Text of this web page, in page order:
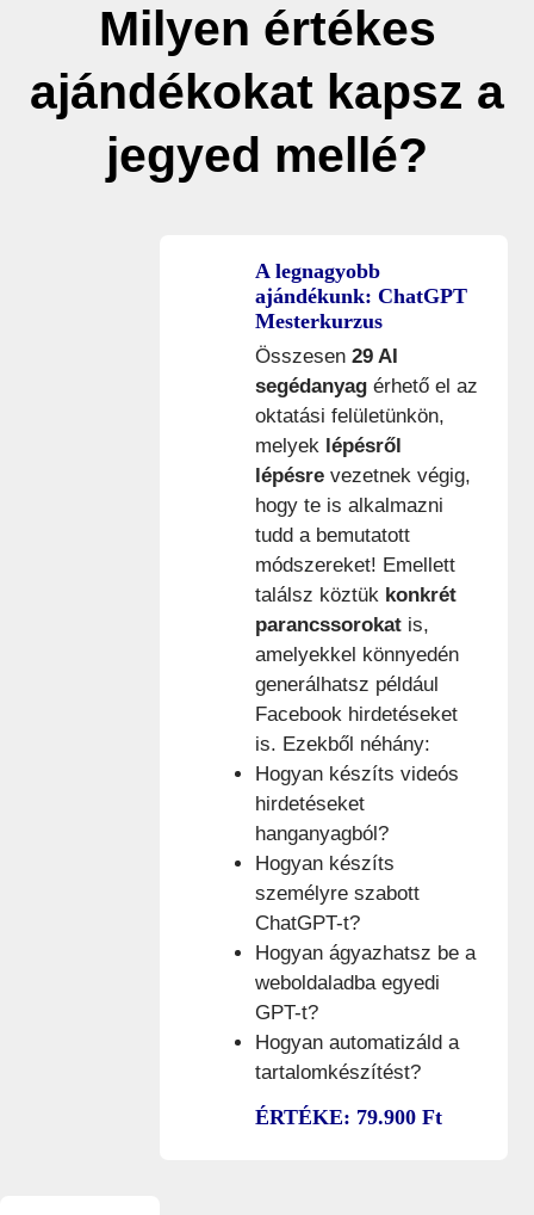
Milyen értékes
ajándékokat kapsz a
jegyed mellé?
A legnagyobb
ajándékunk: ChatGPT
Mesterkurzus
Összesen29 AI
segédanyag érhető el az
oktatási felületünkön,
melyek lépésről
lépésre vezetnek végig,
hogy te is alkalmazni
tudd a bemutatott
módszereket! Emellett
találsz köztük konkrét
parancssorokat is,
amelyekkel könnyedén
generálhatsz például
Facebook hirdetéseket
is. Ezekből néhány:
Hogyan készíts videós
hirdetéseket
hanganyagból?
Hogyan készíts
személyre szabott
ChatGPT-t?
Hogyan ágyazhatsz be a
weboldaladba egyedi
GPT-t?
Hogyan automatizáld a
tartalomkészítést?
ÉRTÉKE: 79.900 Ft